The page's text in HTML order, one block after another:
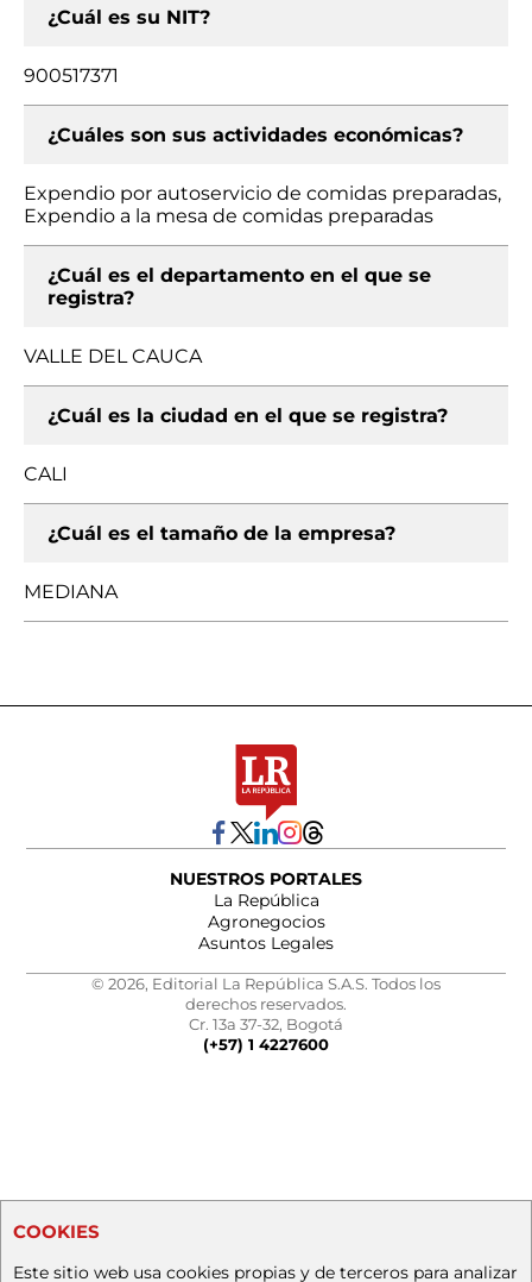
¿Cuál es su NIT?
900517371
¿Cuáles son sus actividades económicas?
Expendio por autoservicio de comidas preparadas,
Expendio a la mesa de comidas preparadas
¿Cuál es el departamento en el que se
registra?
VALLE DEL CAUCA
¿Cuál es la ciudad en el que se registra?
CALI
¿Cuál es el tamaño de la empresa?
MEDIANA
NUESTROS PORTALES
La República
Agronegocios
Asuntos Legales
© 2026, Editorial La República S.A.S. Todos los
derechos reservados.
Cr. 13a 37-32, Bogotá
(+57) 1 4227600
COOKIES
Este sitio web usa cookies propias y de terceros para analizar